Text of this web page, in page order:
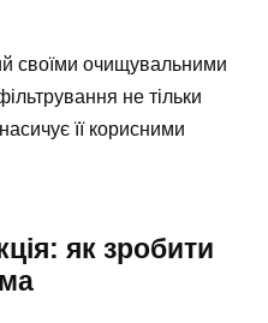
своїми очищувальними
не тільки
її корисними
як зробити